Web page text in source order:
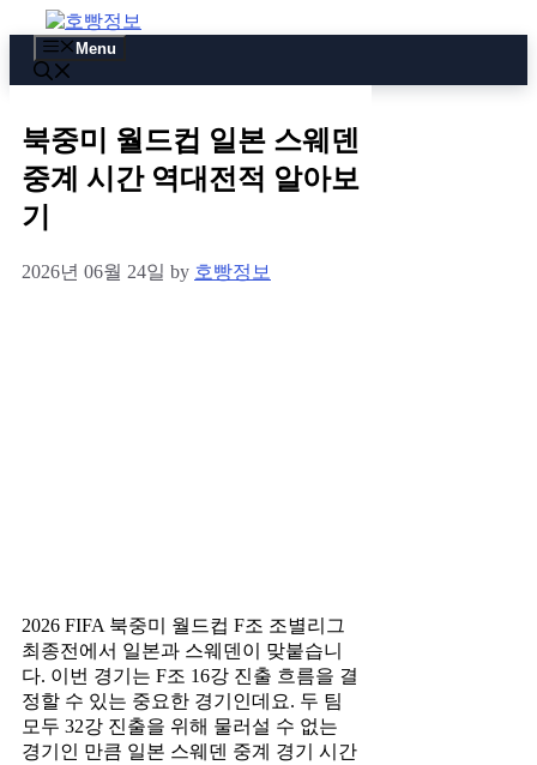
to
content
Menu
북중미 월드컵 일본 스웨덴
중계 시간 역대전적 알아보
기
2026년 06월 24일 by 호빵정보
2026 FIFA 북중미 월드컵 F조 조별리그
최종전에서 일본과 스웨덴이 맞붙습니
다. 이번 경기는 F조 16강 진출 흐름을 결
정할 수 있는 중요한 경기인데요. 두 팀
모두 32강 진출을 위해 물러설 수 없는
경기인 만큼 일본 스웨덴 중계 경기 시간